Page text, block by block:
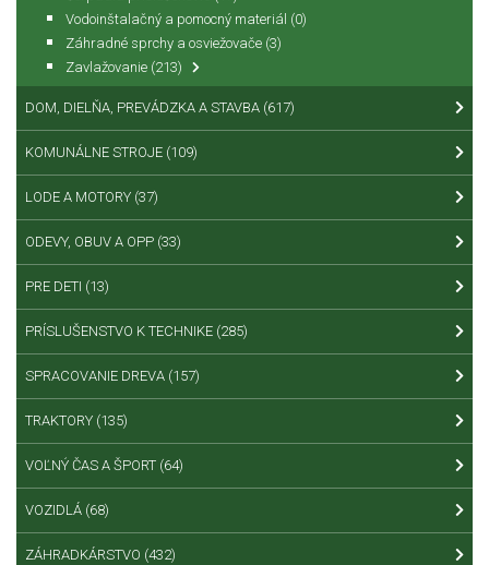
Vodoinštalačný a pomocný materiál (0)
Záhradné sprchy a osviežovače (3)
Zavlažovanie (213)
DOM, DIELŇA, PREVÁDZKA A STAVBA (617)
KOMUNÁLNE STROJE (109)
LODE A MOTORY (37)
ODEVY, OBUV A OPP (33)
PRE DETI (13)
PRÍSLUŠENSTVO K TECHNIKE (285)
SPRACOVANIE DREVA (157)
TRAKTORY (135)
VOĽNÝ ČAS A ŠPORT (64)
VOZIDLÁ (68)
ZÁHRADKÁRSTVO (432)